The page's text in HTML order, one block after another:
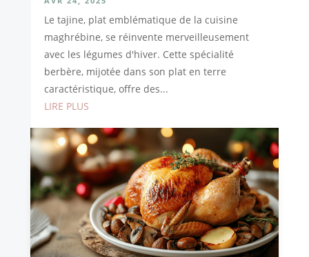
Le tajine, plat emblématique de la cuisine
maghrébine, se réinvente merveilleusement
avec les légumes d'hiver. Cette spécialité
berbère, mijotée dans son plat en terre
caractéristique, offre des...
LIRE PLUS